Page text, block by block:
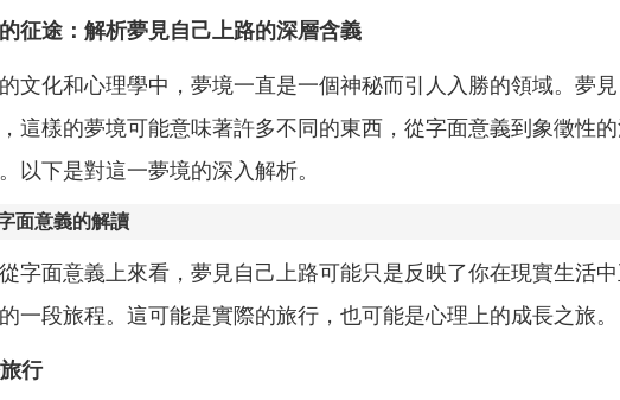
征途：解析夢見自己上路的深層含義
文化和心理學中，夢境一直是一個神秘而引人入勝的領域。夢見
這樣的夢境可能意味著許多不同的東西，從字面意義到象徵性
以下是對這一夢境的深入解析。
面意義的解讀
字面意義上來看，夢見自己上路可能只是反映了你在現實生活
一段旅程。這可能是實際的旅行，也可能是心理上的成長之旅。
行